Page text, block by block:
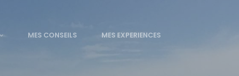
MES CONSEILS MES EXPERIENCES